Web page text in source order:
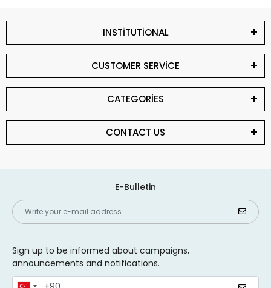
INSTİTUTİONAL
CUSTOMER SERVİCE
CATEGORİES
CONTACT US
E-Bulletin
Sign up to be informed about campaigns,
announcements and notifications.